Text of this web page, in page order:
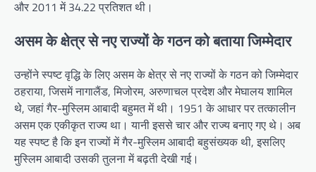
और 2011 में 34.22 प्रतिशत थी।
असम के क्षेत्र से नए राज्यों के गठन को बताया जिम्मेदार
उन्होंने स्पष्ट वृद्धि के लिए असम के क्षेत्र से नए राज्यों के गठन को जिम्मेदार
ठहराया, जिसमें नागालैंड, मिजोरम, अरुणाचल प्रदेश और मेघालय शामिल
थे, जहां गैर-मुस्लिम आबादी बहुमत में थी। 1951 के आधार पर तत्कालीन
असम एक एकीकृत राज्य था। यानी इससे चार और राज्य बनाए गए थे। अब
यह स्पष्ट है कि इन राज्यों में गैर-मुस्लिम आबादी बहुसंख्यक थी, इसलिए
मुस्लिम आबादी उसकी तुलना में बढ़ती देखी गई।